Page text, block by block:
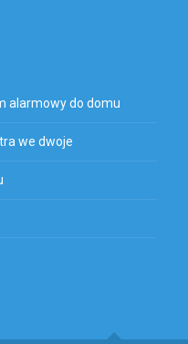
alarmowy do domu
we dwoje